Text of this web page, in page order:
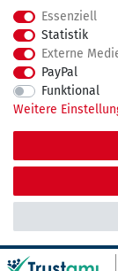
© Copyright
Essenziell
Statistik
Externe
PayPal
Funktional
Weitere